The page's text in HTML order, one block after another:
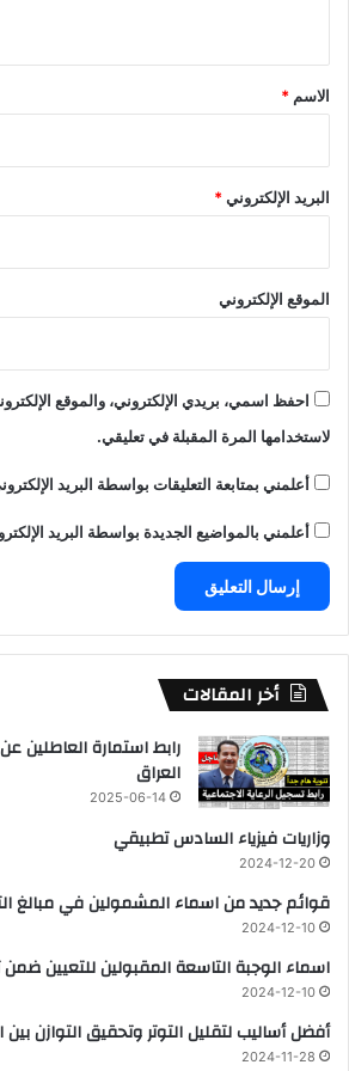
*
الاسم *
البريد الإلكتروني*
الموقع الإلكتروني
احفظ اسمي، بريدي الإلكتروني، والموقع
لاستخدامها المرة المقبلة في تعليقي.
أعلمني بمتابعة التعليقات بواسطة البريد
أعلمني بالمواضيع الجديدة بواسطة البريد
أخر المقالات
العراق
2025-06-14
وزاريات فيزياء السادس تطبيقي
2024-12-20
قوائم جديد من اسماء المشمولين في مبالغ
2024-12-10
اسماء الوجبة التاسعة المقبولين للتعيين ضمن
2024-12-10
أفضل أساليب لتقليل التوتر وتحقيق التوازن بين
2024-11-28